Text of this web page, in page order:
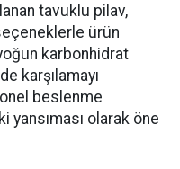
tavuklu pilav,
ürün
karbonhidrat
karşılamayı
beslenme
yansıması olarak öne